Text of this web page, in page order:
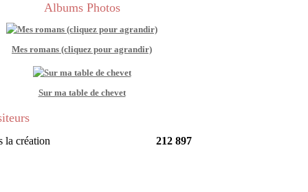
Albums Photos
Mes romans (cliquez pour agrandir)
Sur ma table de chevet
la création 212 897